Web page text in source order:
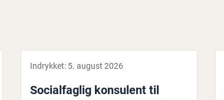
Indrykket: 5. august 2026
So­ci­al­fag­lig konsulent til